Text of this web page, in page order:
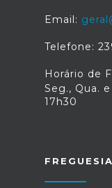
Email:
Telefone:
Horário de
Seg., Qua.
17h30
FREGUESIA